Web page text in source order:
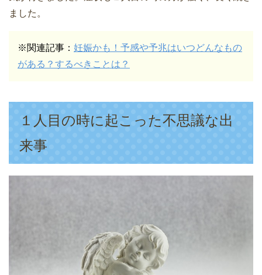
ました。
※関連記事： 妊娠かも！予感や予兆はいつどんなもの
がある？するべきことは？
１人目の時に起こった不思議な出
来事